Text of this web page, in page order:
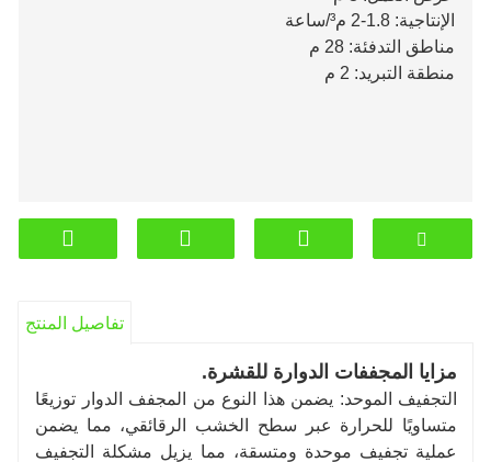
الإنتاجية: 1.8-2 م³/ساعة
مناطق التدفئة: 28 م
منطقة التبريد: 2 م
تفاصيل المنتج
مزايا المجففات الدوارة للقشرة.
التجفيف الموحد: يضمن هذا النوع من المجفف الدوار توزيعًا
متساويًا للحرارة عبر سطح الخشب الرقائقي، مما يضمن
عملية تجفيف موحدة ومتسقة، مما يزيل مشكلة التجفيف